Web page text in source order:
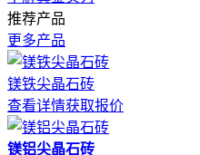
推荐产品
更多产品
镁铁尖晶石砖
查看详情获取报价
镁铝尖晶石砖